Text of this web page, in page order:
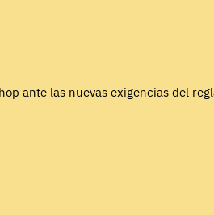
ante las nuevas exigencias del